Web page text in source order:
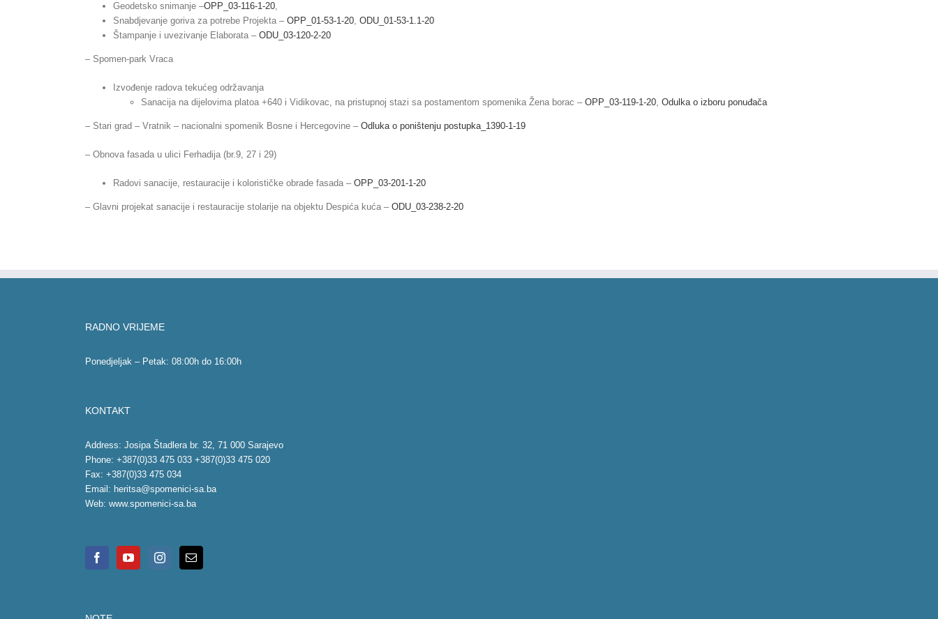
Geodetsko snimanje –OPP_03-116-1-20,
Snabdjevanje goriva za potrebe Projekta – OPP_01-53-1-20, ODU_01-53-1.1-20
Štampanje i uvezivanje Elaborata – ODU_03-120-2-20
– Spomen-park Vraca
Izvođenje radova tekućeg održavanja
Sanacija na dijelovima platoa +640 i Vidikovac, na pristupnoj stazi sa postamentom spomenika Žena borac – OPP_03-119-1-20, Odulka o izboru ponuđača
– Stari grad – Vratnik – nacionalni spomenik Bosne i Hercegovine – Odluka o poništenju postupka_1390-1-19
– Obnova fasada u ulici Ferhadija (br.9, 27 i 29)
Radovi sanacije, restauracije i kolorističke obrade fasada – OPP_03-201-1-20
– Glavni projekat sanacije i restauracije stolarije na objektu Despića kuća – ODU_03-238-2-20
RADNO VRIJEME
Ponedjeljak – Petak: 08:00h do 16:00h
KONTAKT
Address: Josipa Štadlera br. 32, 71 000 Sarajevo
Phone: +387(0)33 475 033 +387(0)33 475 020
Fax: +387(0)33 475 034
Email: heritsa@spomenici-sa.ba
Web: www.spomenici-sa.ba